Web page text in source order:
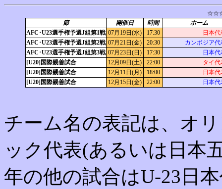
節
開催日 時間
ホーム
AFC･U23選手権予選J組第1戦 07月19日(水) 17:30
日本
AFC･U23選手権予選J組第2戦 07月21日(金) 20:30
カンボジア代
AFC･U23選手権予選J組第3戦 07月23日(日) 17:30
日本
[U20]国際親善試合
12月09日(土) 22:00
タイ代
[U20]国際親善試合
12月11日(月) 18:00
日本
[U20]国際親善試合
12月15日(金) 22:00 日本
チーム名の表記は、オ
ック代表(あるいは日本
年の他の試合はU-23日